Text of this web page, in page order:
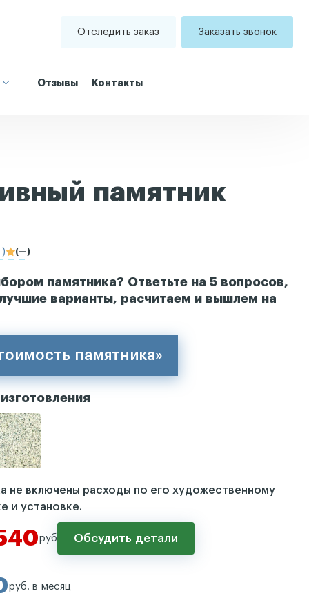
Отследить заказ Заказать звонок
Отзывы Контакты
памятник
(—)
памятника? Ответьте на 5 вопросов,
варианты, расчитаем и вышлем на
памятника»
не включены расходы по его художественному
и установке.
руб Обсудить детали
руб. в месяц